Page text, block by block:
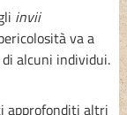
invii
va a
alcuni individui.
approfonditi altri